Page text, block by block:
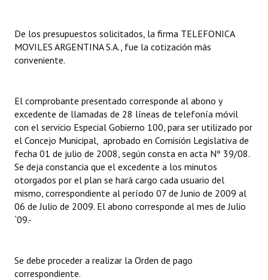
Dictámenes Asesoría Letrada
Actas de Sesión
Ejecución Presupuestaria
Actas de Audiencias Públicas
NORMATIVA
Comunicaciones
Declaraciones
Resoluciones de Presidencia
De los presupuestos solicitados, la firma TELEFONICA
MOVILES ARGENTINA S.A., fue la cotización más
conveniente.
El comprobante presentado corresponde al abono y
excedente de llamadas de 28 líneas de telefonía móvil
con el servicio Especial Gobierno 100, para ser utilizado por
el Concejo Municipal, aprobado en Comisión Legislativa de
fecha 01 de julio de 2008, según consta en acta Nº 39/08.
Se deja constancia que el excedente a los minutos
otorgados por el plan se hará cargo cada usuario del
mismo, correspondiente al período 07 de Junio de 2009 al
06 de Julio de 2009. El abono corresponde al mes de Julio
`09.-
Se debe proceder a realizar la Orden de pago
correspondiente.